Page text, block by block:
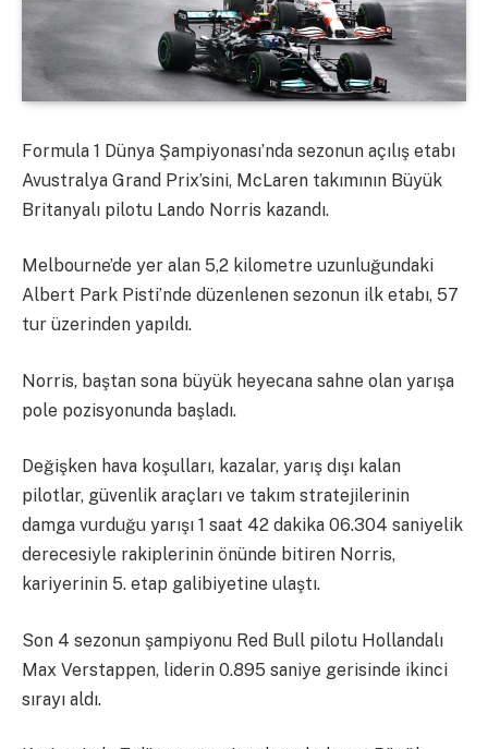
Formula 1 Dünya Şampiyonası’nda sezonun açılış etabı
Avustralya Grand Prix’sini, McLaren takımının Büyük
Britanyalı pilotu Lando Norris kazandı.
Melbourne’de yer alan 5,2 kilometre uzunluğundaki
Albert Park Pisti’nde düzenlenen sezonun ilk etabı, 57
tur üzerinden yapıldı.
Norris, baştan sona büyük heyecana sahne olan yarışa
pole pozisyonunda başladı.
Değişken hava koşulları, kazalar, yarış dışı kalan
pilotlar, güvenlik araçları ve takım stratejilerinin
damga vurduğu yarışı 1 saat 42 dakika 06.304 saniyelik
derecesiyle rakiplerinin önünde bitiren Norris,
kariyerinin 5. etap galibiyetine ulaştı.
Son 4 sezonun şampiyonu Red Bull pilotu Hollandalı
Max Verstappen, liderin 0.895 saniye gerisinde ikinci
sırayı aldı.